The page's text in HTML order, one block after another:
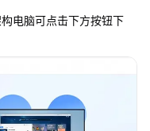
电脑可点击下方按钮下